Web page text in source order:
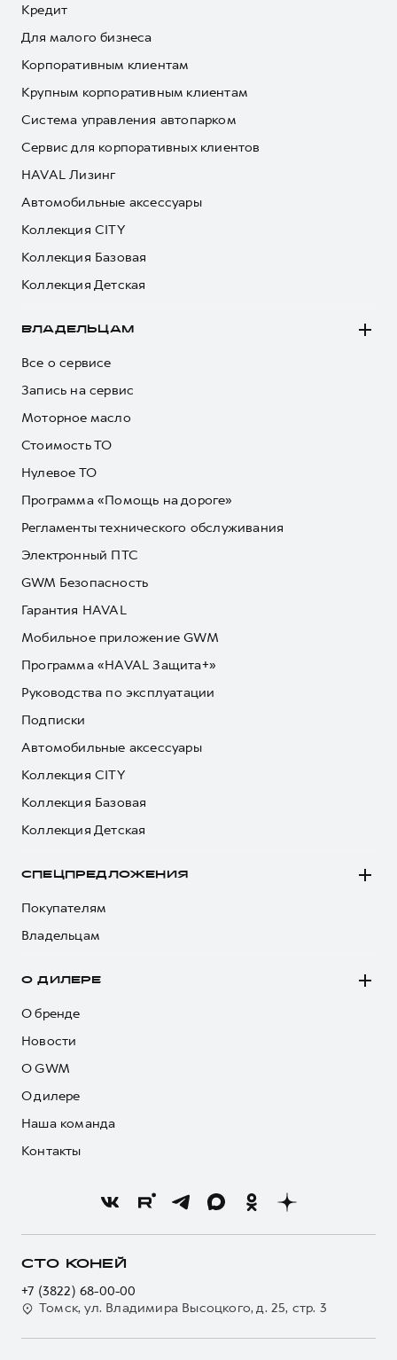
Кредит
Для малого бизнеса
Корпоративным клиентам
Крупным корпоративным клиентам
Система управления автопарком
Сервис для корпоративных клиентов
HAVAL Лизинг
Автомобильные аксессуары
Коллекция CITY
Коллекция Базовая
Коллекция Детская
ВЛАДЕЛЬЦАМ
Все о сервисе
Запись на сервис
Моторное масло
Стоимость ТО
Нулевое ТО
Программа «Помощь на дороге»
Регламенты технического обслуживания
Электронный ПТС
GWM Безопасность
Гарантия HAVAL
Мобильное приложение GWM
Программа «HAVAL Защита+»
Руководства по эксплуатации
Подписки
Автомобильные аксессуары
Коллекция CITY
Коллекция Базовая
Коллекция Детская
СПЕЦПРЕДЛОЖЕНИЯ
Покупателям
Владельцам
О ДИЛЕРЕ
О бренде
Новости
О GWM
О дилере
Наша команда
Контакты
СТО КОНЕЙ
+7 (3822) 68-00-00
Томск, ул. Владимира Высоцкого, д. 25, стр. 3